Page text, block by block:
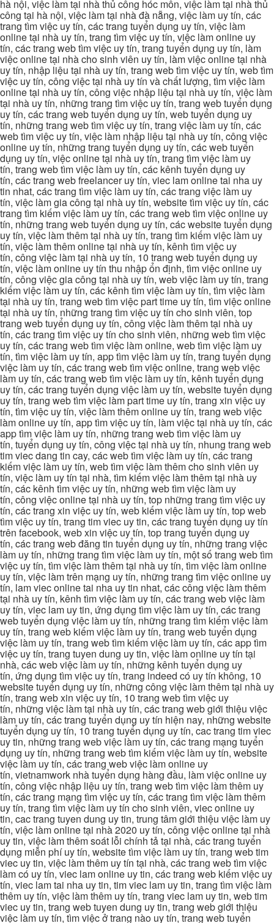
hà nội, việc làm tại nhà thủ công hóc môn, việc làm tại nhà thủ
công tại hà nội, việc làm tại nhà đà nẵng, việc làm uy tín, các
trang tìm việc uy tín, các trang tuyển dụng uy tín, việc làm
online tại nhà uy tín, trang tìm việc uy tín, việc làm online uy
tín, các trang web tìm việc uy tín, trang tuyển dụng uy tín, làm
việc online tại nhà cho sinh viên uy tín, làm việc online tại nhà
uy tín, nhập liệu tại nhà uy tín, trang web tìm việc uy tín, web tìm
việc uy tín, công việc tại nhà uy tín và chất lượng, tìm việc làm
online tại nhà uy tín, công việc nhập liệu tại nhà uy tín, việc làm
tại nhà uy tín, những trang tìm việc uy tín, trang web tuyển dụng
uy tín, các trang web tuyển dụng uy tín, web tuyển dụng uy
tín, những trang web tìm việc uy tín, trang việc làm uy tín, các
web tìm việc uy tín, việc làm nhập liệu tại nhà uy tín, công việc
online uy tín, những trang tuyển dụng uy tín, các web tuyển
dụng uy tín, việc online tại nhà uy tín, trang tìm việc làm uy
tín, trang web tìm việc làm uy tín, các kênh tuyển dụng uy
tín, các trang web freelancer uy tín, viec lam online tai nha uy
tin nhat, các trang tìm việc làm uy tín, các trang việc làm uy
tín, việc làm gia công tại nhà uy tín, website tìm việc uy tín, các
trang tìm kiếm việc làm uy tín, các trang web tìm việc online uy
tín, những trang web tuyển dụng uy tín, các website tuyển dụng
uy tín, việc làm thêm tại nhà uy tín, trang tìm kiếm việc làm uy
tín, việc làm thêm online tại nhà uy tín, kênh tìm việc uy
tín, công việc làm tại nhà uy tín, 10 trang web tuyển dụng uy
tín, việc làm online uy tín thu nhập ổn định, tìm việc online uy
tín, công việc gia công tại nhà uy tín, web việc làm uy tín, trang
kiếm việc làm uy tín, các kênh tìm việc làm uy tín, tìm việc làm
tại nhà uy tín, trang web tìm việc part time uy tín, tìm việc online
tại nhà uy tín, những trang tìm việc uy tín cho sinh viên, top
trang web tuyển dụng uy tín, công việc làm thêm tại nhà uy
tín, các trang tìm việc uy tín cho sinh viên, những web tìm việc
uy tín, các trang web tìm việc làm online, web tìm việc làm uy
tín, tìm việc làm uy tín, app tìm việc làm uy tín, trang tuyển dụng
việc làm uy tín, các trang web tìm việc online, trang web việc
làm uy tín, các trang web tìm việc làm uy tín, kênh tuyển dụng
uy tín, các trang tuyển dụng việc làm uy tín, website tuyển dụng
uy tín, trang web tìm việc làm part time uy tín, trang xin việc uy
tín, tìm việc uy tín, việc làm thêm online uy tín, trang web việc
làm online uy tín, app tìm việc uy tín, làm việc tại nhà uy tín, các
app tìm việc làm uy tín, những trang web tìm việc làm uy
tín, tuyển dụng uy tín, công việc tại nhà uy tín, nhung trang web
tim viec dang tin cay, các web tìm việc làm uy tín, các trang
kiếm việc làm uy tín, web tìm việc làm thêm cho sinh viên uy
tín, việc làm uy tín tại nhà, tìm kiếm việc làm thêm tại nhà uy
tín, các kênh tìm việc uy tín, những web tìm việc làm uy
tín, công việc online tại nhà uy tín, top những trang tìm việc uy
tín, các trang xin việc uy tín, web kiếm việc làm uy tín, top web
tìm việc uy tín, trang tim viec uy tin, các trang tuyển dụng uy tín
trên facebook, web xin việc uy tín, top trang tuyển dụng uy
tín, các trang web đăng tin tuyển dụng uy tín, những trang việc
làm uy tín, những trang tìm việc làm uy tín, một số trang web tìm
việc uy tín, tìm việc làm thêm tại nhà uy tín, tìm việc làm online
uy tín, việc làm trên mạng uy tín, những trang tìm việc online uy
tín, lam viec online tai nha uy tin nhat, các công việc làm thêm
tại nhà uy tín, kênh tìm việc làm uy tín, các trang web việc làm
uy tín, viec lam uy tin, ứng dụng tìm việc làm uy tín, các trang
web tuyển dụng việc làm uy tín, những trang tìm kiếm việc làm
uy tín, trang web kiếm việc làm uy tín, trang web tuyển dụng
việc làm uy tín, trang web tìm kiếm việc làm uy tín, các app tìm
việc uy tín, trang tuyen dung uy tin, việc làm online uy tín tại
nhà, các web việc làm uy tín, những kênh tuyển dụng uy
tín, ứng dụng tìm việc uy tín, trang indeed có uy tín không, 10
website tuyển dụng uy tín, những công việc làm thêm tại nhà uy
tín, trang web xin việc uy tín, 10 trang web tìm việc uy
tín, những việc làm tại nhà uy tín, các trang web giới thiệu việc
làm uy tín, các trang tuyển dụng uy tín hiện nay, những website
tuyển dụng uy tín, 10 trang tuyển dụng uy tín, cac trang tim viec
uy tin, những trang web việc làm uy tín, các trang mạng tuyển
dụng uy tín, những trang web tìm kiếm việc làm uy tín, website
việc làm uy tín, các trang web việc làm online uy
tín, vietnamwork nhà tuyển dụng hàng đầu, làm việc online uy
tín, công việc nhập liệu uy tín, trang web tìm việc làm thêm uy
tín, các trang mạng tìm việc uy tín, các trang tìm việc làm thêm
uy tín, trang tìm việc làm uy tín cho sinh viên, viec online uy
tin, cac trang tuyen dung uy tin, trung tâm giới thiệu việc làm uy
tín, việc làm online tại nhà 2020 uy tín, công việc online tại nhà
uy tin, việc làm thêm soát lỗi chính tả tại nhà, các trang tuyển
dụng miễn phí uy tín, website tìm việc làm uy tín, trang web tim
viec uy tin, việc làm thêm uy tín tại nhà, các trang web tìm việc
làm có uy tín, viec lam online uy tin, các trang web kiếm việc uy
tín, viec lam tai nha uy tin, tim viec lam uy tin, trang tìm việc làm
thêm uy tín, việc làm thêm uy tín, trang viec lam uy tin, web tim
viec uy tin, trang web tuyen dung uy tin, trang web giới thiệu
việc làm uy tín, tìm việc ở trang nào uy tín, trang web tuyển